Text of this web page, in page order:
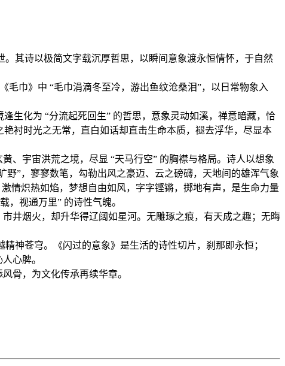
其诗以极简文字载沉厚哲思，以瞬间意象渡永恒情怀，于自然
巾》中 “毛巾涓滴冬至冷，游出鱼纹沧桑泪”，以日常物象入
化为 “分流起死回生” 的哲思，意象灵动如溪，禅意暗藏，恰
衬时光之无常，直白如话却直击生命本质，褪去浮华，尽显本
宇宙洪荒之境，尽显 “天马行空” 的胸襟与格局。诗人以想象
”，寥寥数笔，勾勒出风之豪迈、云之磅礴，天地间的雄浑气象
情炽热如焰，梦想自由如风，字字铿锵，掷地有声，是生命力量
，视通万里” 的诗性气魄。
烟火，却升华得辽阔如星河。无雕琢之痕，有天成之趣；无晦
苍穹。《闪过的意象》是生活的诗性切片，刹那即永恒；
心脾。
骨，为文化传承再续华章。